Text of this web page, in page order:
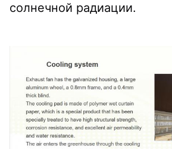
солнечной радиации.